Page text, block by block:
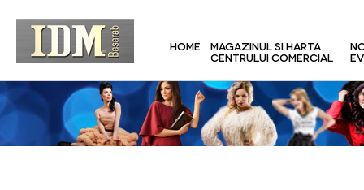
HOME
MAGAZINUL SI HARTA
CENTRULUI COMERCIAL